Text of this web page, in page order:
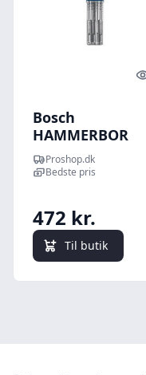
Bosch
HAMMERBOR
PLUS-7X
6.5X165MM 10
Proshop.dk
Bedste pris
472 kr.
Til butik